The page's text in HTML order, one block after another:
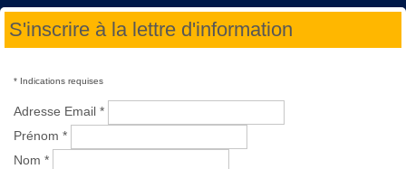
S'inscrire à la lettre d'information
* Indications requises
Adresse Email *
Prénom *
Nom *